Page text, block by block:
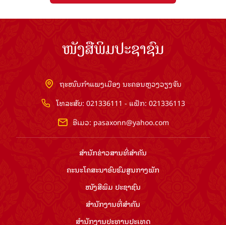
ໜັງສືພິມປະຊາຊົນ
ຖະໜົນກຳແພງເມືອງ ນະຄອນຫຼວງວຽງຈັນ
ໂທລະສັບ: 021336111 - ແຟັກ: 021336113
ອີເມວ: pasaxonn@yahoo.com
ສຳ​ນັກ​ຂ່າວ​ສານ​ທີ່​ສຳ​ຄັນ​
ຄະນະໂຄສະນາອົບຮົມ​ສູນ​ກາງ​ພັກ
ໜັງສືພິມ ປະ​ຊາ​ຊົນ
ສຳ​ນັກ​ງານ​ທີ່​ສຳ​ຄັນ
ສຳ​ນັກ​ງານ​ປະ​ທານ​ປະ​ເທດ